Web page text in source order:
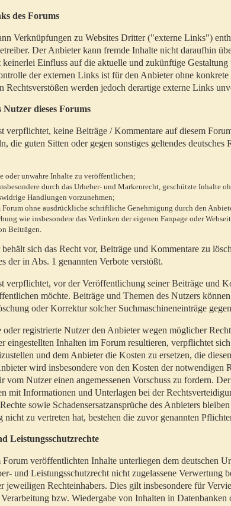
des Forums
Verknüpfungen zu Websites Dritter ("externe Links")
Der Anbieter kann fremde Inhalte nicht daraufhin
Einfluss auf die aktuelle und zukünftige
der externen Links ist für den Anbieter ohne
Rechtsverstößen werden jedoch derartige externe Links
Nutzer dieses Forums
verpflichtet, keine Beiträge / Kommentare auf diesem
die guten Sitten oder gegen sonstiges geltendes
oder unwahre Inhalte zu veröffentlichen;
durch das Urheber- und Markenrecht, geschützte Inhalte
Handlungen vorzunehmen;
Forum ohne ausdrückliche schriftliche Genehmigung durch den
wie insbesondere das Verlinken der eigenen Fanpage oder
Beiträgen.
sich das Recht vor, Beiträge und Kommentare zu
der in Abs. 1 genannten Verbote verstößt.
verpflichtet, vor der Veröffentlichung seiner Beiträge und
möchte. Beiträge und Themen des Nutzers
oder Korrektur solcher Suchmaschineneinträge
registrierte Nutzer den Anbieter wegen möglicher
eingestellten Inhalten im Forum resultieren, verpflichtet
und dem Anbieter die Kosten zu ersetzen, die
wird insbesondere von den Kosten der notwendigen
vom Nutzer einen angemessenen Vorschuss zu fordern.
mit Informationen und Unterlagen bei der
sowie Schadensersatzansprüche des Anbieters
nicht zu vertreten hat, bestehen die zuvor genannten
Leistungsschutzrechte
veröffentlichten Inhalte unterliegen dem deutschen
und Leistungsschutzrecht nicht zugelassene
jeweiligen Rechteinhabers. Dies gilt insbesondere für
bzw. Wiedergabe von Inhalten in